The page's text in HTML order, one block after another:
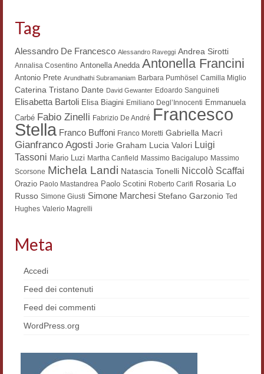
LEAD
Didattica
Master INFOTEXT
Workshop DH
Summer School DH
ERASMUS/DEMM
Storia e forme della canzone
Hagiographica Coreana
Scrittori latini dell’Europa medioevale
Atti di convegno
Tag
Alessandro De Francesco Alessandro Raveggi Andrea Sirotti
Annalisa Cosentino Antonella Anedda Antonella Francini
Antonio Prete Arundhathi Subramaniam Barbara Pumhösel Camilla Miglio
Caterina Tristano Dante David Gewanter Edoardo Sanguineti
Elisabetta Bartoli Elisa Biagini Emiliano Degl’Innocenti Emmanuela
Carbé Fabio Zinelli Fabrizio De André Francesco
Stella Franco Buffoni Franco Moretti Gabriella Macrì
Gianfranco Agosti Jorie Graham Lucia Valori Luigi
Tassoni Mario Luzi Martha Canfield Massimo Bacigalupo Massimo
Scorsone Michela Landi Natascia Tonelli Niccolò Scaffai
Orazio Paolo Mastandrea Paolo Scotini Roberto Carifi Rosaria Lo
Russo Simone Giusti Simone Marchesi Stefano Garzonio Ted
Hughes Valerio Magrelli
Meta
Accedi
Feed dei contenuti
Feed dei commenti
WordPress.org